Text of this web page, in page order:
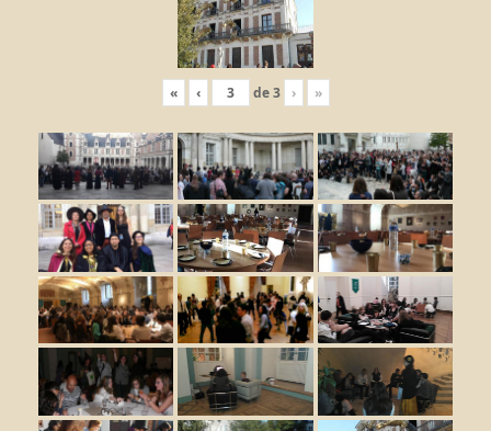
« ‹ de3 › »